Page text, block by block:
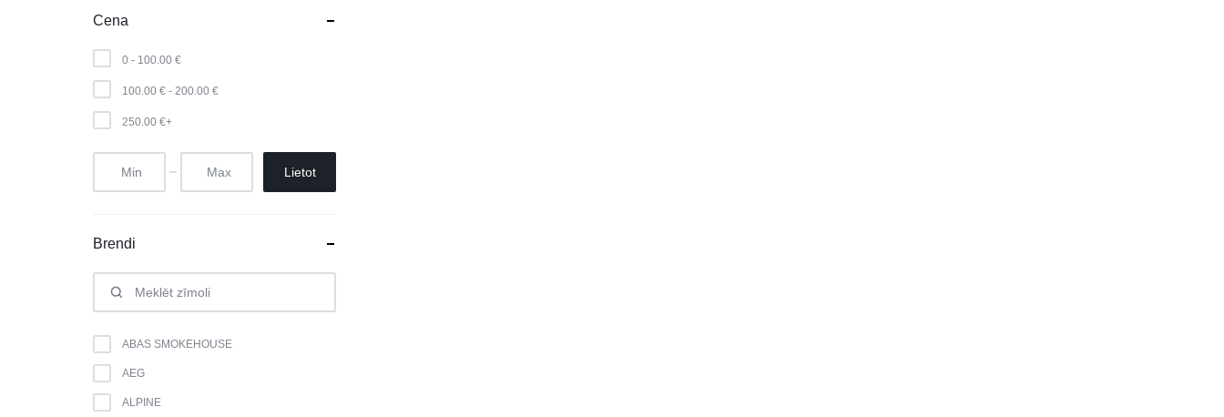
Cena
0 - 100.00 €
100.00 € - 200.00 €
250.00 €+
Lietot
Brendi
ABAS SMOKEHOUSE
AEG
ALPINE